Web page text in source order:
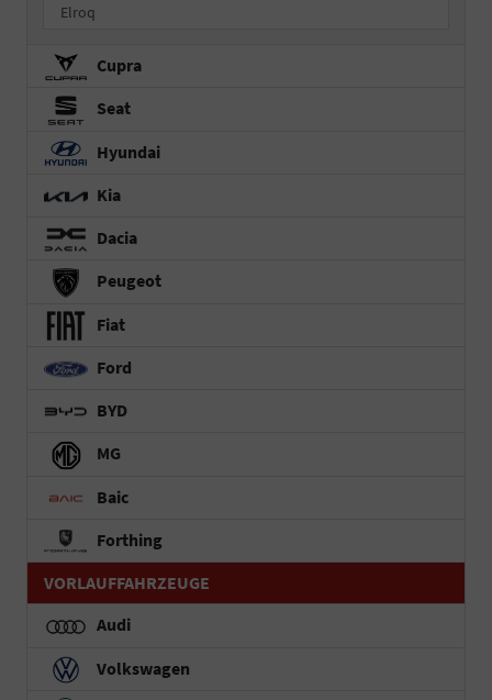
Elroq
Cupra
Seat
Hyundai
Kia
Dacia
Peugeot
Fiat
Ford
BYD
MG
Baic
Forthing
VORLAUFFAHRZEUGE
Audi
Volkswagen